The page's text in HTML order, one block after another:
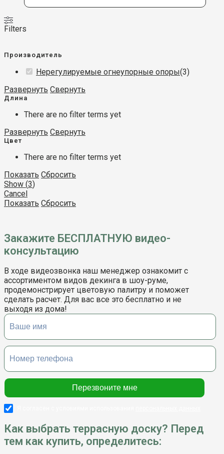
Filters
Производитель
Нерегулируемые огнеупорные опоры(3)
Развернуть Свернуть
Длина
There are no filter terms yet
Развернуть Свернуть
Цвет
There are no filter terms yet
Показать Сбросить
Show (3)
Cancel
Показать Сбросить
Закажите БЕСПЛАТНУЮ видео-
консультацию
В ходе видеозвонка наш менеджер ознакомит с
ассортиментом видов декинга в шоу-руме,
продемонстрирует цветовую палитру и поможет
сделать расчет. Для вас все это бесплатно и не
выходя из дома!
Как выбрать террасную доску? Перед
тем как купить, определитесь: